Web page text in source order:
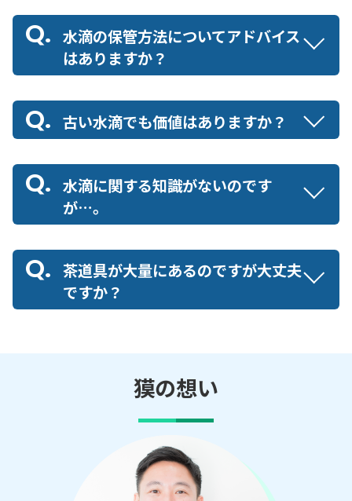
水滴の保管方法についてアドバイス
はありますか？
古い水滴でも価値はありますか？
水滴に関する知識がないのです
が…。
茶道具が大量にあるのですが大丈夫
ですか？
獏の想い